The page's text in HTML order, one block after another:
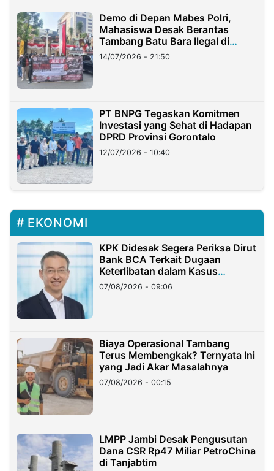
Demo di Depan Mabes Polri,
Mahasiswa Desak Berantas
Tambang Batu Bara Ilegal di
Lampung
14/07/2026 - 21:50
PT BNPG Tegaskan Komitmen
Investasi yang Sehat di Hadapan
DPRD Provinsi Gorontalo
12/07/2026 - 10:40
EKONOMI
KPK Didesak Segera Periksa Dirut
Bank BCA Terkait Dugaan
Keterlibatan dalam Kasus
Hilangnya Dana Nasabah Rp2,58
Miliar
07/08/2026 - 09:06
Biaya Operasional Tambang
Terus Membengkak? Ternyata Ini
yang Jadi Akar Masalahnya
07/08/2026 - 00:15
LMPP Jambi Desak Pengusutan
Dana CSR Rp47 Miliar PetroChina
di Tanjabtim